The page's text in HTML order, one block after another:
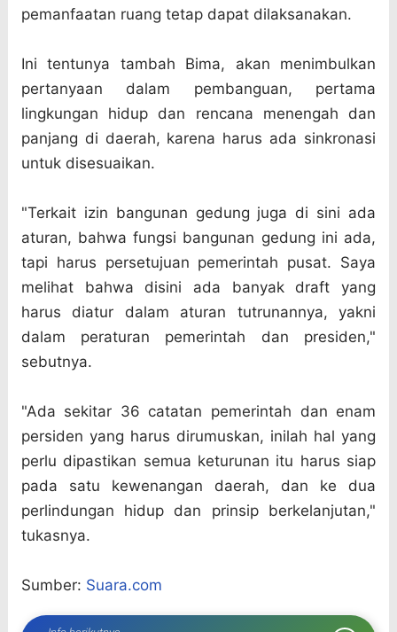
pemanfaatan ruang tetap dapat dilaksanakan.
Ini tentunya tambah Bima, akan menimbulkan
pertanyaan dalam pembanguan, pertama
lingkungan hidup dan rencana menengah dan
panjang di daerah, karena harus ada sinkronasi
untuk disesuaikan.
"Terkait izin bangunan gedung juga di sini ada
aturan, bahwa fungsi bangunan gedung ini ada,
tapi harus persetujuan pemerintah pusat. Saya
melihat bahwa disini ada banyak draft yang
harus diatur dalam aturan tutrunannya, yakni
dalam peraturan pemerintah dan presiden,"
sebutnya.
"Ada sekitar 36 catatan pemerintah dan enam
persiden yang harus dirumuskan, inilah hal yang
perlu dipastikan semua keturunan itu harus siap
pada satu kewenangan daerah, dan ke dua
perlindungan hidup dan prinsip berkelanjutan,"
tukasnya.
Sumber: Suara.com